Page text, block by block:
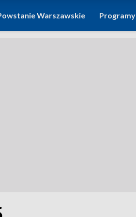
Warszawskie Programy